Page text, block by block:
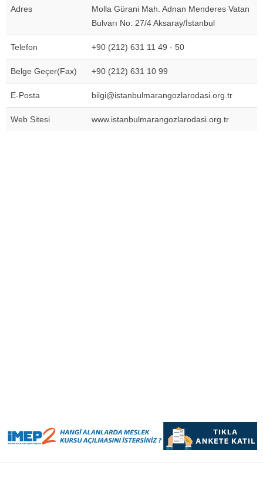
Adres
Molla Gürani Mah. Adnan Menderes Vatan
Bulvarı No: 27/4 Aksaray/İstanbul
Telefon +90 (212) 631 11 49 - 50
Belge Geçer(Fax) +90 (212) 631 10 99
E-Posta bilgi@istanbulmarangozlarodasi.org.tr
Web Sitesi www.istanbulmarangozlarodasi.org.tr